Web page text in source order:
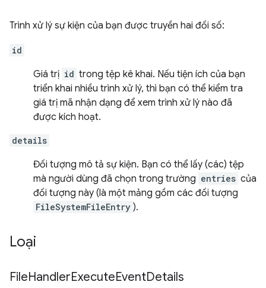
Trình xử lý sự kiện của bạn được truyền hai đối số:
id
Giá trị id trong tệp kê khai. Nếu tiện ích của bạn
triển khai nhiều trình xử lý, thì bạn có thể kiểm tra
giá trị mã nhận dạng để xem trình xử lý nào đã
được kích hoạt.
details
Đối tượng mô tả sự kiện. Bạn có thể lấy (các) tệp
mà người dùng đã chọn trong trường entries của
đối tượng này (là một mảng gồm các đối tượng
FileSystemFileEntry ).
Loại
FileHandlerExecuteEventDetails